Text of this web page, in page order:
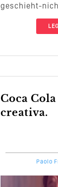
geschieht-
Coca Cola Life, emozione
creativa.
Paolo